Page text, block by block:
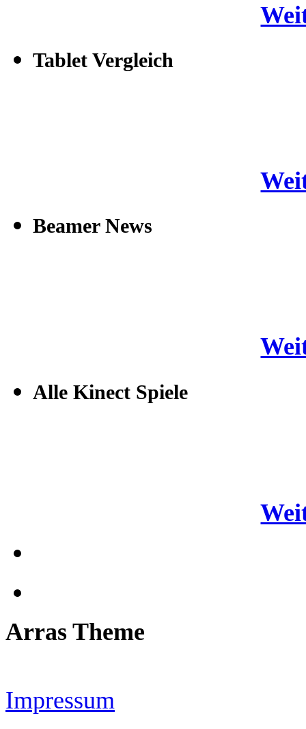
Tablet Vergleich
Beamer News
Alle Kinect Spiele
Arras Theme
Impressum